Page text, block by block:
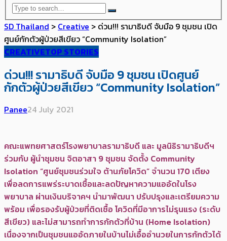
SD Thailand > Creative > ด่วน!!! รามาธิบดี จับมือ 9 ชุมชน เปิด
ศูนย์กักตัวผู้ป่วยสีเขียว “Community Isolation”
CREATIVETOP STORIES
ด่วน!!! รามาธิบดี จับมือ 9 ชุมชน เปิดศูนย์
กักตัวผู้ป่วยสีเขียว “Community Isolation”
Panee24 July 2021
คณะแพทยศาสตร์โรงพยาบาลรามาธิบดี และ มูลนิธิรามาธิบดีฯ
ร่วมกับ ผู้นำชุมชน จิตอาสา 9 ชุมชน จัดตั้ง Community
Isolation “ศูนย์ชุมชนร่วมใจ ต้านภัยโควิด” จำนวน 170 เตียง
เพื่อลดการแพร่ระบาดเชื้อและลดปัญหาความแออัดในโรง
พยาบาล ผ่านเงินบริจาคฯ นำมาพัฒนา ปรับปรุงและเตรียมความ
พร้อม เพื่อรองรับผู้ป่วยที่ติดเชื้อ โควิดที่มีอาการไม่รุนแรง (ระดับ
สีเขียว) และไม่สามารถทำการกักตัวที่บ้าน (Home Isolation)
เนื่องจากเป็นชุมชนแออัดภายในบ้านไม่เอื้ออำนวยในการกักตัวได้